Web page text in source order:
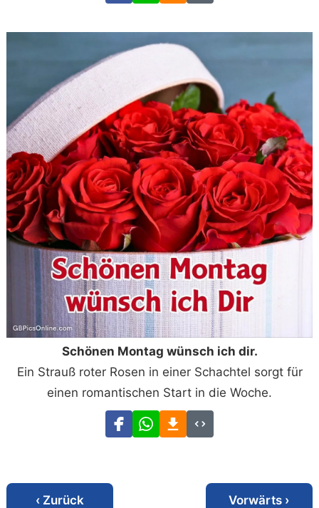
Schönen Montag wünsch ich dir.
Ein Strauß roter Rosen in einer Schachtel sorgt für
einen romantischen Start in die Woche.
‹ Zurück Vorwärts ›